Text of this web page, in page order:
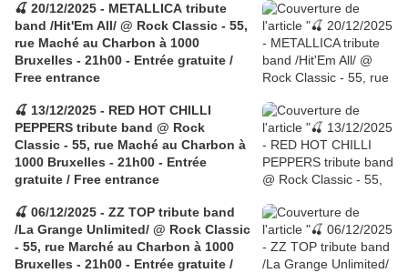
🍒 20/12/2025 - METALLICA tribute
band /Hit'Em All/ @ Rock Classic - 55,
rue Maché au Charbon à 1000
Bruxelles - 21h00 - Entrée gratuite /
Free entrance
🍒 13/12/2025 - RED HOT CHILLI
PEPPERS tribute band @ Rock
Classic - 55, rue Maché au Charbon à
1000 Bruxelles - 21h00 - Entrée
gratuite / Free entrance
🍒 06/12/2025 - ZZ TOP tribute band
/La Grange Unlimited/ @ Rock Classic
- 55, rue Marché au Charbon à 1000
Bruxelles - 21h00 - Entrée gratuite /